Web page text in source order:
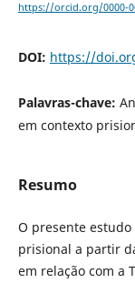
https://orcid.org/0000-
DOI: https://
Palavras-chave:
em contexto
Resumo
O presente
prisional a partir
em relação com a